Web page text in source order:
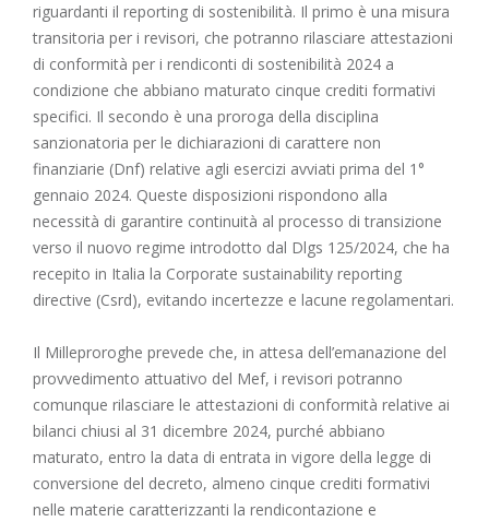
riguardanti il reporting di sostenibilità. Il primo è una misura
transitoria per i revisori, che potranno rilasciare attestazioni
di conformità per i rendiconti di sostenibilità 2024 a
condizione che abbiano maturato cinque crediti formativi
specifici. Il secondo è una proroga della disciplina
sanzionatoria per le dichiarazioni di carattere non
finanziarie (Dnf) relative agli esercizi avviati prima del 1°
gennaio 2024. Queste disposizioni rispondono alla
necessità di garantire continuità al processo di transizione
verso il nuovo regime introdotto dal Dlgs 125/2024, che ha
recepito in Italia la Corporate sustainability reporting
directive (Csrd), evitando incertezze e lacune regolamentari.
Il Milleproroghe prevede che, in attesa dell’emanazione del
provvedimento attuativo del Mef, i revisori potranno
comunque rilasciare le attestazioni di conformità relative ai
bilanci chiusi al 31 dicembre 2024, purché abbiano
maturato, entro la data di entrata in vigore della legge di
conversione del decreto, almeno cinque crediti formativi
nelle materie caratterizzanti la rendicontazione e